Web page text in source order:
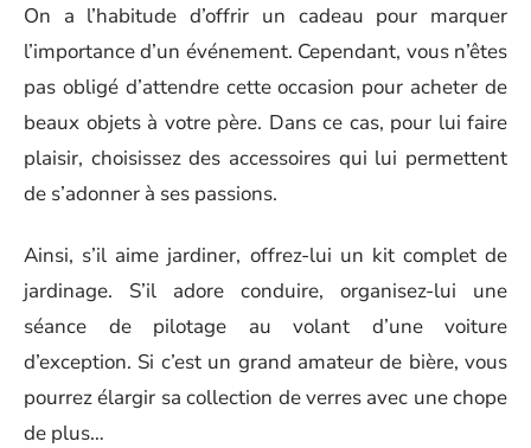
On a l’habitude d’offrir un cadeau pour marquer
l’importance d’un événement. Cependant, vous n’êtes
pas obligé d’attendre cette occasion pour acheter de
beaux objets à votre père. Dans ce cas, pour lui faire
plaisir, choisissez des accessoires qui lui permettent
de s’adonner à ses passions.
Ainsi, s’il aime jardiner, offrez-lui un kit complet de
jardinage. S’il adore conduire, organisez-lui une
séance de pilotage au volant d’une voiture
d’exception. Si c’est un grand amateur de bière, vous
pourrez élargir sa collection de verres avec une chope
de plus…